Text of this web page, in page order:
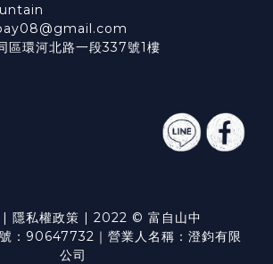
區環河北路一段337號1樓
| 隱私權政策 | 2022 © 富自山中
：90647732｜營業人名稱：澄鈞有限
公司